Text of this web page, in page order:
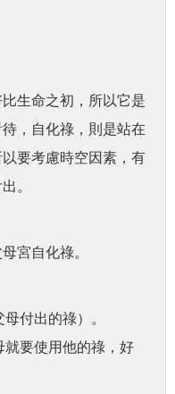
生命之初，所以它是
，自化祿，則是站在
要考慮時空因素，有
。
宮自化祿。
付出的祿）。
要使用他的祿，好